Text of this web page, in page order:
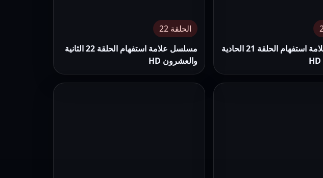
مسلسل علامة استفهام الحلقة 21 الحادية
الحلقة 22
مسلسل علامة استفهام الحلقة 22 الثانية
والعشرون HD